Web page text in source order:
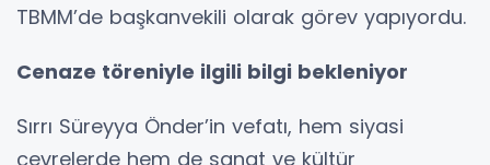
TBMM’de başkanvekili olarak görev yapıyordu.
Cenaze töreniyle ilgili bilgi bekleniyor
Sırrı Süreyya Önder’in vefatı, hem siyasi
çevrelerde hem de sanat ve kültür